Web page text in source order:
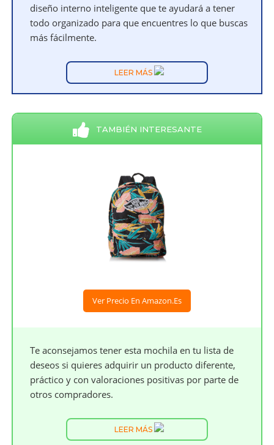
diseño interno inteligente que te ayudará a tener
todo organizado para que encuentres lo que buscas
más fácilmente.
LEER MÁS
TAMBIÉN INTERESANTE
Ver Precio En Amazon.es
Te aconsejamos tener esta mochila en tu lista de
deseos si quieres adquirir un producto diferente,
práctico y con valoraciones positivas por parte de
otros compradores.
LEER MÁS